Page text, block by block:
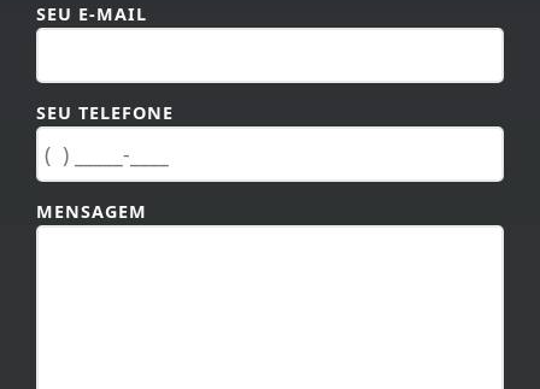
SEU E-MAIL
SEU TELEFONE
MENSAGEM